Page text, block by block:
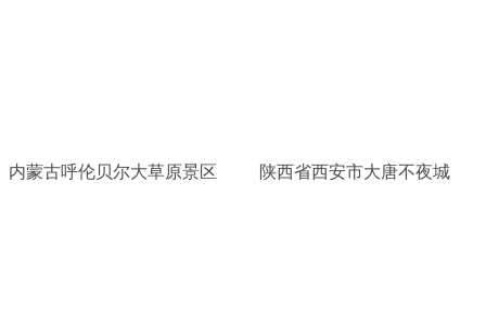
内蒙古呼伦贝尔大草原景区 陕西省西安市大唐不夜城